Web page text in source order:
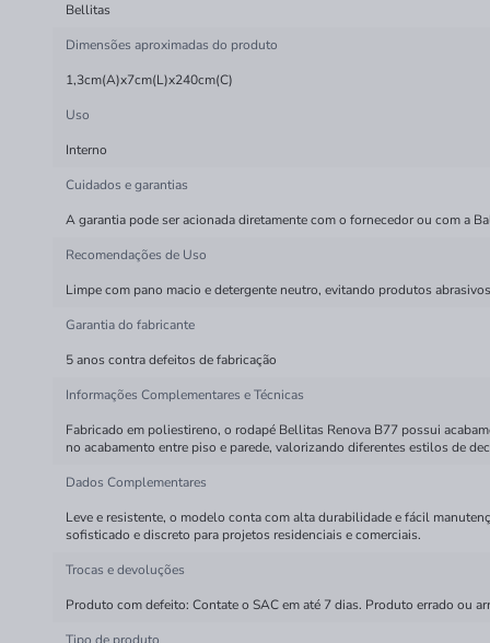
Bellitas
Dimensões aproximadas do produto
1,3cm(A)x7cm(L)x240cm(C)
Uso
Interno
Cuidados e garantias
A garantia pode ser acionada diretamente com o fornecedor ou com a
Recomendações de Uso
Limpe com pano macio e detergente neutro, evitando produtos
Garantia do fabricante
5 anos contra defeitos de fabricação
Informações Complementares e Técnicas
Fabricado em poliestireno, o rodapé Bellitas Renova B77 possui
no acabamento entre piso e parede, valorizando diferentes estilos de
Dados Complementares
Leve e resistente, o modelo conta com alta durabilidade e fácil
sofisticado e discreto para projetos residenciais e comerciais.
Trocas e devoluções
Produto com defeito: Contate o SAC em até 7 dias. Produto errado ou